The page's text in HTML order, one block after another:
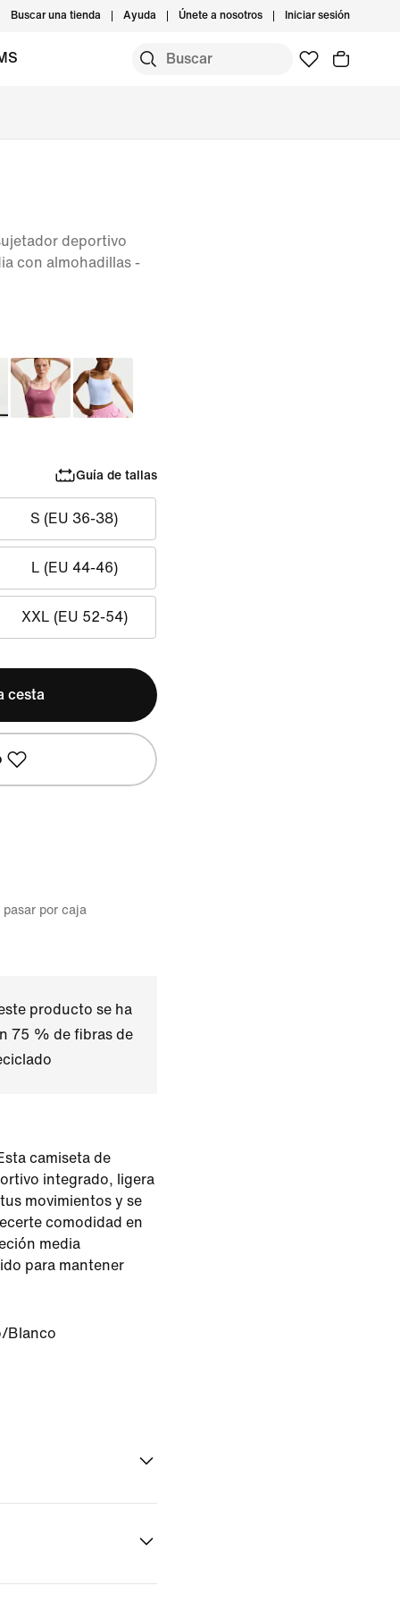
Buscar una tienda Ayuda Únete a nosotros Iniciar sesión
deportivo
con almohadillas -
Guía de tallas
S (EU 36-38)
L (EU 44-46)
XXL (EU 52-54)
cesta
por caja
producto se ha
75 % de fibras de
camiseta de
integrado, ligera
movimientos y se
comodidad en
media
para mantener
Blanco